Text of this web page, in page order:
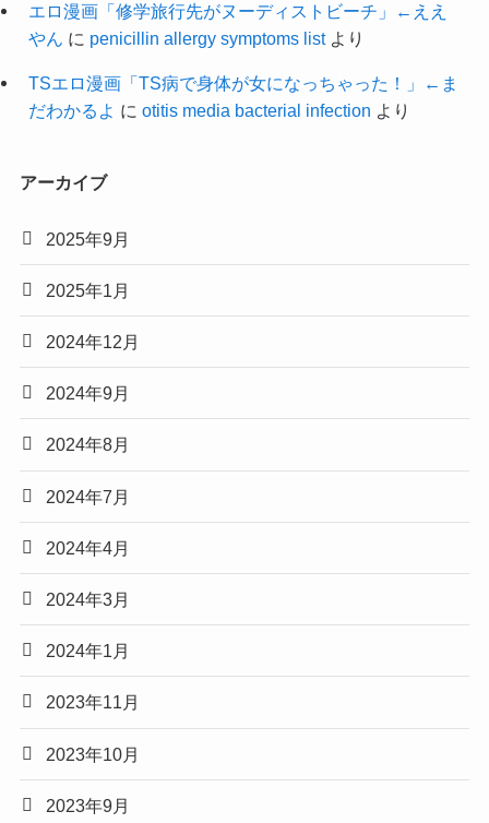
エロ漫画「修学旅行先がヌーディストビーチ」←ええ
やん に penicillin allergy symptoms listより
TSエロ漫画「TS病で身体が女になっちゃった！」←ま
だわかるよ に otitis media bacterial infection より
アーカイブ
2025年9月
2025年1月
2024年12月
2024年9月
2024年8月
2024年7月
2024年4月
2024年3月
2024年1月
2023年11月
2023年10月
2023年9月